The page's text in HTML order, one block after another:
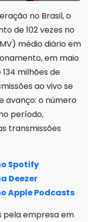
no Brasil, o
de 102 vezes no
médio diário em
em maio
milhões de
ao vivo se
avanço: o número
período,
transmissões
Spotify
Deezer
Apple Podcasts
pela empresa em